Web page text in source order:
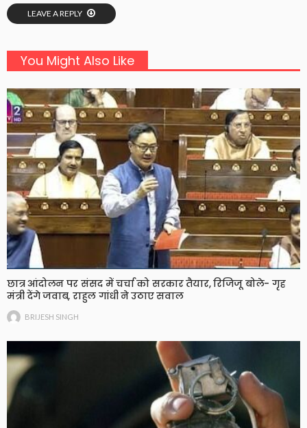
LEAVE A REPLY
You Might Also Like
छात्र आंदोलन पर संसद में चर्चा को सरकार तैयार, रिजिजू बोले- गृह
मंत्री देंगे जवाब, राहुल गांधी ने उठाए सवाल
BRIJESH SINGH